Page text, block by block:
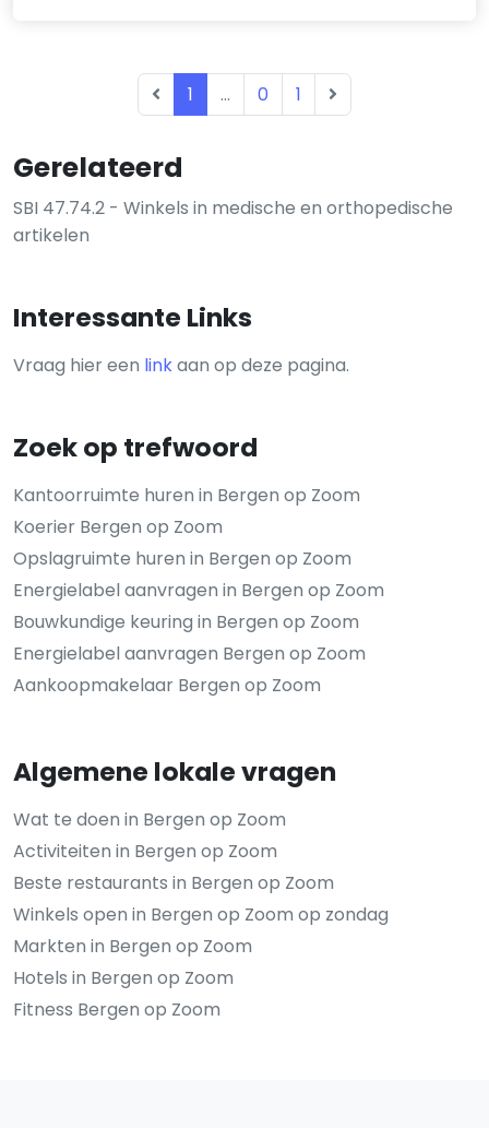
Gerelateerd
SBI 47.74.2 - Winkels in medische en orthopedische
artikelen
Interessante Links
Vraag hier een linkaan op deze pagina.
Zoek op trefwoord
Kantoorruimte huren in Bergen op Zoom
Koerier Bergen op Zoom
Opslagruimte huren in Bergen op Zoom
Energielabel aanvragen in Bergen op Zoom
Bouwkundige keuring in Bergen op Zoom
Energielabel aanvragen Bergen op Zoom
Aankoopmakelaar Bergen op Zoom
Algemene lokale vragen
Wat te doen in Bergen op Zoom
Activiteiten in Bergen op Zoom
Beste restaurants in Bergen op Zoom
Winkels open in Bergen op Zoom op zondag
Markten in Bergen op Zoom
Hotels in Bergen op Zoom
Fitness Bergen op Zoom
1 ... 0 1